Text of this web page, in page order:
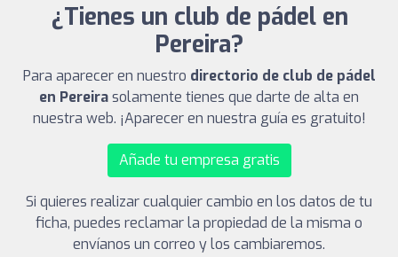
¿Tienes un club de pádel en
Pereira?
Para aparecer en nuestro directorio de club de pádel
en Pereirasolamente tienes que darte de alta en
nuestra web. ¡Aparecer en nuestra guía es gratuito!
Añade tu empresa gratis
Si quieres realizar cualquier cambio en los datos de tu
ficha, puedes reclamar la propiedad de la misma o
envíanos un correo y los cambiaremos.